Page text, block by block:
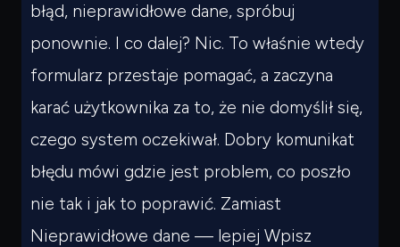
błąd, nieprawidłowe dane, spróbuj
ponownie. I co dalej? Nic. To właśnie wtedy
formularz przestaje pomagać, a zaczyna
karać użytkownika za to, że nie domyślił się,
czego system oczekiwał. Dobry komunikat
błędu mówi gdzie jest problem, co poszło
nie tak i jak to poprawić. Zamiast
Nieprawidłowe dane — lepiej Wpisz